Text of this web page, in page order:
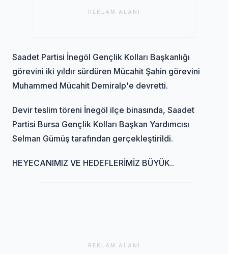
REKLAM ALANI
Saadet Partisi İnegöl Gençlik Kolları Başkanlığı
görevini iki yıldır sürdüren Mücahit Şahin görevini
Muhammed Mücahit Demiralp'e devretti.
Devir teslim töreni İnegöl ilçe binasında, Saadet
Partisi Bursa Gençlik Kolları Başkan Yardımcısı
Selman Gümüş tarafından gerçekleştirildi.
HEYECANIMIZ VE HEDEFLERİMİZ BÜYÜK..
REKLAM ALANI